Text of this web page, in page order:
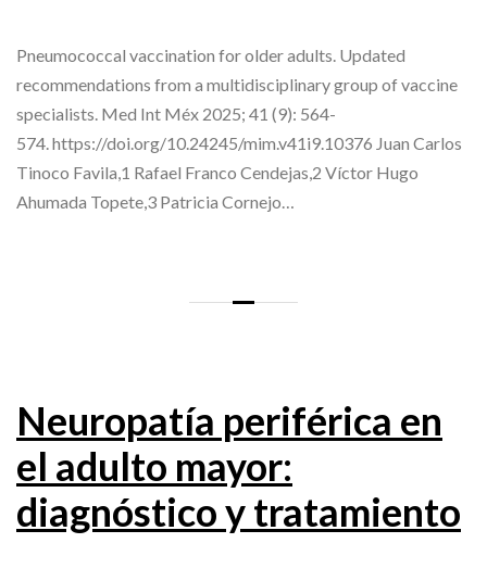
Pneumococcal vaccination for older adults. Updated
recommendations from a multidisciplinary group of vaccine
specialists. Med Int Méx 2025; 41 (9): 564-
574. https://doi.org/10.24245/mim.v41i9.10376 Juan Carlos
Tinoco Favila,1 Rafael Franco Cendejas,2 Víctor Hugo
Ahumada Topete,3 Patricia Cornejo…
Neuropatía periférica en
el adulto mayor:
diagnóstico y tratamiento